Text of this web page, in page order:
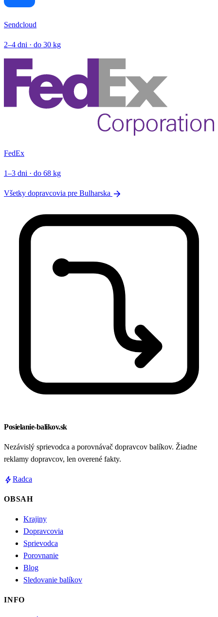
Sendcloud
2–4 dni · do 30 kg
FedEx
1–3 dni · do 68 kg
Všetky dopravcovia pre Bulharska arrow_forward
Posielanie-balikov.sk
Nezávislý sprievodca a porovnávač dopravcov balíkov. Žiadne
reklamy dopravcov, len overené fakty.
boltRadca
OBSAH
Krajiny
Dopravcovia
Sprievodca
Porovnanie
Blog
Sledovanie balíkov
INFO